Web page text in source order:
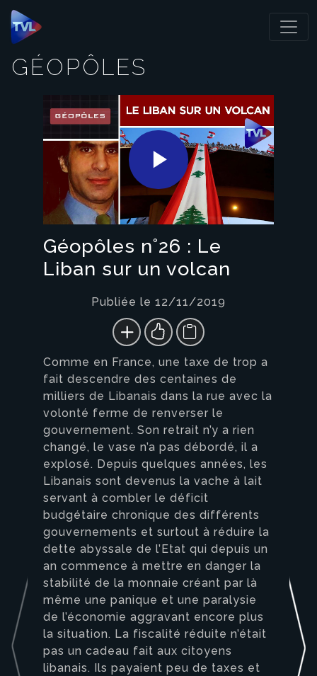
Panneau de gestion des cookies
GÉOPÔLES
Play
Video
Géopôles n°26 : Le
Liban sur un volcan
Publiée le 12/11/2019
Comme en France, une taxe de trop a
fait descendre des centaines de
milliers de Libanais dans la rue avec la
volonté ferme de renverser le
gouvernement. Son retrait n’y a rien
changé, le vase n’a pas débordé, il a
explosé. Depuis quelques années, les
Libanais sont devenus la vache à lait
servant à combler le déficit
budgétaire chronique des différents
gouvernements et surtout à réduire la
dette abyssale de l’Etat qui depuis un
an commence à mettre en danger la
stabilité de la monnaie créant par là
même une panique et une paralysie
de l’économie aggravant encore plus
la situation. La fiscalité réduite n’était
pas un cadeau fait aux citoyens
libanais. Ils payaient peu de taxes et